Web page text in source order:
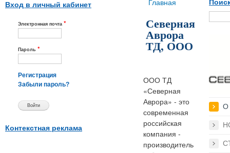
Вход в личный кабинет
Электронная почта *
Пароль *
Регистрация
Забыли пароль?
Контекстная реклама
Вы здесь
Главная
Северная
Аврора
ТД, ООО
ООО ТД
«Северная
Аврора» - это
современная
российская
компания -
производитель
О